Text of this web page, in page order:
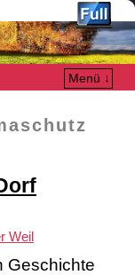
Menü ↓
Weil
Geschichte